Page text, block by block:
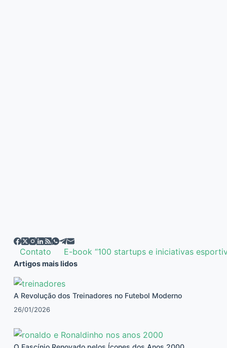
Contato E-book “100 startups e iniciativas
Artigos mais lidos
A Revolução dos Treinadores no Futebol Moderno
26/01/2026